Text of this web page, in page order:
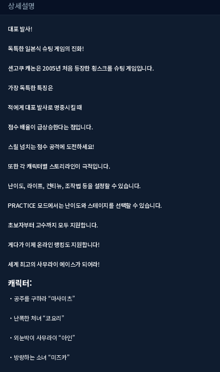
상세설명
대포 발사!
독특한 일본식 슈팅 게임의 진화!
센고쿠 캐논은 2005년 처음 등장한 횡스크롤 슈팅 게임입니다.
가장 독특한 특징은
적에게 대포 발사로 명중시킬 때
점수 배율이 급상승한다는 점입니다.
스릴 넘치는 점수 공격에 도전하세요!
또한 각 캐릭터별 스토리라인이 극적입니다.
난이도, 라이프, 컨티뉴, 조작법 등을 설정할 수 있습니다.
PRACTICE 모드에서는 난이도와 스테이지를 선택할 수 있습니다.
초보자부터 고수까지 모두 지원합니다.
게다가 이제 온라인 랭킹도 지원합니다!
세계 최고의 사무라이 에이스가 되어라!
캐릭터:
・공주를 구하라 “마사미츠”
・난폭한 처녀 “코요리”
・외눈박이 사무라이 “아인”
・방랑하는 소녀 “미즈카”